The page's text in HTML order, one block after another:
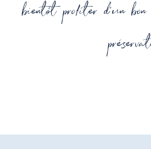
bientôt profiter d'un bon